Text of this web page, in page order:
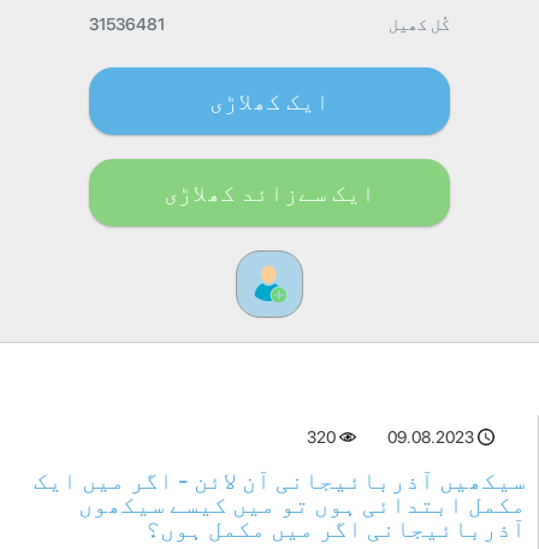
کُل کھیل 31536481
ایک کھلاڑی
ایک سےزائد کھلاڑی
09.08.2023
320
سیکھیں آذربائیجانی آن لائن - اگر میں ایک
مکمل ابتدائی ہوں تو میں کیسے سیکھوں
آذربائیجانی اگر میں مکمل ہوں؟